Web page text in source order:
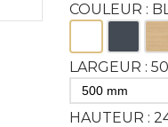
COULEUR :
LARGEUR :
HAUTEUR :